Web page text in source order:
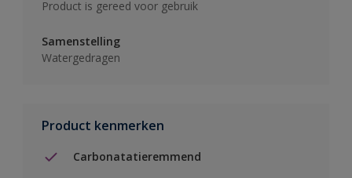
Product is gereed voor gebruik
Samenstelling
Watergedragen
Product kenmerken
Carbonatatieremmend